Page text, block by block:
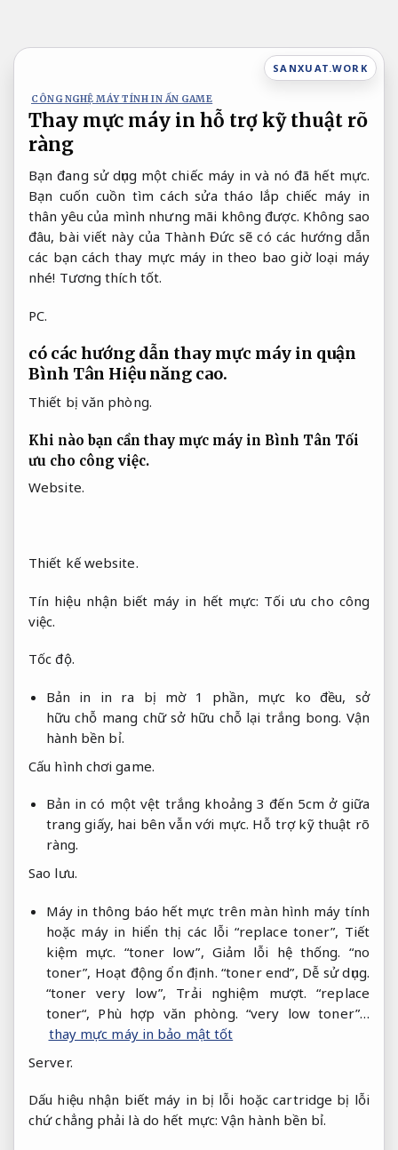
nội
SANXUAT.WORK
CÔNG NGHỆ MÁY TÍNH IN ẤN GAME
Thay mực máy in hỗ trợ kỹ thuật rõ
ràng
Bạn đang sử dụng một chiếc máy in và nó đã hết mực.
Bạn cuốn cuồn tìm cách sửa tháo lắp chiếc máy in
thân yêu của mình nhưng mãi không được. Không sao
đâu, bài viết này của Thành Đức sẽ có các hướng dẫn
các bạn cách thay mực máy in theo bao giờ loại máy
nhé! Tương thích tốt.
PC.
có các hướng dẫn thay mực máy in quận
Bình Tân Hiệu năng cao.
Thiết bị văn phòng.
Khi nào bạn cần thay mực máy in Bình Tân Tối
ưu cho công việc.
Website.
Thiết kế website.
Tín hiệu nhận biết máy in hết mực: Tối ưu cho công
việc.
Tốc độ.
Bản in in ra bị mờ 1 phần, mực ko đều, sở
hữu chỗ mang chữ sở hữu chỗ lại trắng bong. Vận
hành bền bỉ.
Cấu hình chơi game.
Bản in có một vệt trắng khoảng 3 đến 5cm ở giữa
trang giấy, hai bên vẫn với mực. Hỗ trợ kỹ thuật rõ
ràng.
Sao lưu.
Máy in thông báo hết mực trên màn hình máy tính
hoặc máy in hiển thị các lỗi “replace toner”, Tiết
kiệm mực. “toner low”, Giảm lỗi hệ thống. “no
toner”, Hoạt động ổn định. “toner end”, Dễ sử dụng.
“toner very low”, Trải nghiệm mượt. “replace
toner“, Phù hợp văn phòng. “very low toner”…
thay mực máy in bảo mật tốt
Server.
Dấu hiệu nhận biết máy in bị lỗi hoặc cartridge bị lỗi
chứ chẳng phải là do hết mực: Vận hành bền bỉ.